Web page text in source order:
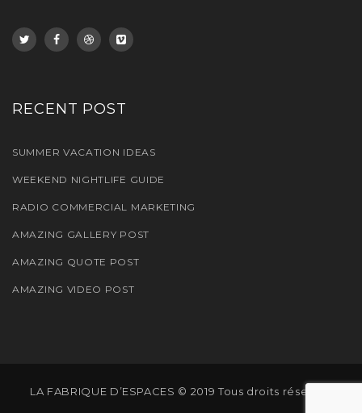
RECENT POST
SUMMER VACATION IDEAS
WEEKEND NIGHTLIFE GUIDE
RADIO COMMERCIAL MARKETING
AMAZING GALLERY POST
AMAZING QUOTE POST
AMAZING VIDEO POST
LA FABRIQUE D’ESPACES © 2019 Tous droits réservés